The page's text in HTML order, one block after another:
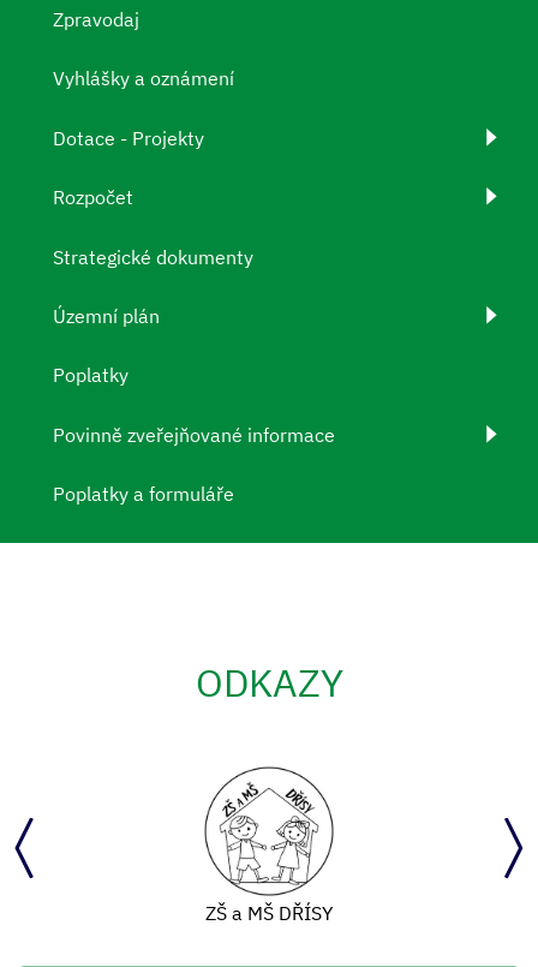
Zpravodaj
Vyhlášky a oznámení
Dotace - Projekty
Rozpočet
Strategické dokumenty
Územní plán
Poplatky
Povinně zveřejňované informace
Poplatky a formuláře
ODKAZY
ZŠ a MŠ DŘÍSY